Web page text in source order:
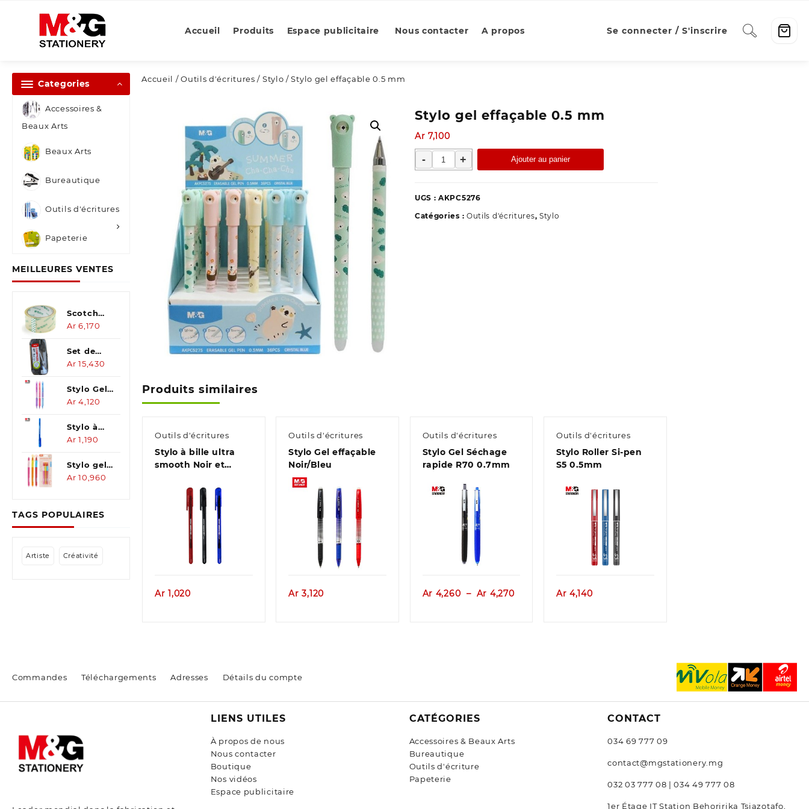
Accueil Produits Espace publicitaire Nous contacter A propos Se connecter / S'inscrire
Categories
Accessoires &
Beaux Arts
Beaux Arts
Bureautique
Outils d'écritures
Papeterie
MEILLEURES VENTES
Scotch
pour
48mm*40y
(6pcs)
Ar 6,170
Set de
dessin
8pcs
Ar 15,430
Stylo Gel
effaçable
iErasePop
Ar 4,120
Stylo à
bille ultra
0,7
Ar 1,190
Stylo gel
effagable
cristal
Ar 10,960
TAGS POPULAIRES
Artiste Créativité
Accueil /Outils d'écritures / Stylo / Stylo gel effaçable 0.5 mm
Stylo gel effaçable 0.5 mm
Ar 7,100
-
quantité
de
gel
0.5
+ Ajouter au panier
UGS :AKPC5276
Catégories : Outils d'écritures, Stylo
Produits similaires
Outils d'écritures
Stylo à bille ultra
smooth Noir et
Aperçu
Ar 1,020
Outils d'écritures
Stylo Gel effaçable
Noir/Bleu
Ar 3,120
Outils d'écritures
Stylo Gel Séchage
rapide R70 0.7mm
Aperçu
Ar 4,260 – Ar 4,270Plage
Outils d'écritures
Stylo Roller Si-pen
S5 0.5mm
Aperçu
Ar 4,140
Commandes Téléchargements Adresses Détails du compte
LIENS UTILES
À propos de nous
Nous contacter
Boutique
Nos vidéos
Espace publicitaire
CATÉGORIES
Accessoires & Beaux Arts
Bureautique
Outils d'écriture
Papeterie
CONTACT
034 69 777 09
contact@mgstationery.mg
032 03 777 08 | 034 49 777 08
1er Étage IT Station Behoririka Tsiazotafo,